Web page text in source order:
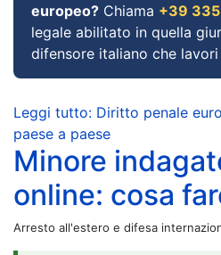
europeo? Chiama +39
legale abilitato in quella
difensore italiano che
Leggi tutto: Diritto penale
paese a paese
Minore
online: cosa
Arresto all'estero e difesa